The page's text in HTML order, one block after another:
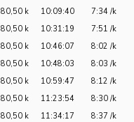
80,50 k 10:09:40
7:34 /k
80,50 k 10:31:19
7:51 /k
80,50 k 10:46:07
8:02 /k
80,50 k 10:48:03
8:03 /k
80,50 k 10:59:47
8:12 /k
80,50 k 11:23:54
8:30 /k
80,50 k 11:34:17
8:37 /k